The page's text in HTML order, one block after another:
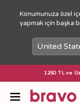
Konumunuza özel
yapmak için başka
1250 TL ve